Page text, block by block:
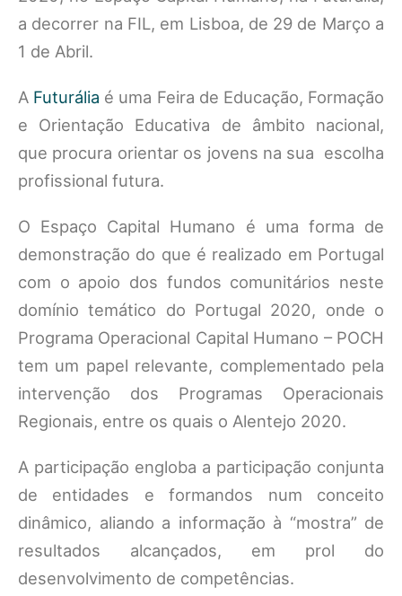
a decorrer na FIL, em Lisboa, de 29 de Março a
1 de Abril.
A Futurália é uma Feira de Educação, Formação
e Orientação Educativa de âmbito nacional,
que procura orientar os jovens na sua escolha
profissional futura.
O Espaço Capital Humano é uma forma de
demonstração do que é realizado em Portugal
com o apoio dos fundos comunitários neste
domínio temático do Portugal 2020, onde o
Programa Operacional Capital Humano – POCH
tem um papel relevante, complementado pela
intervenção dos Programas Operacionais
Regionais, entre os quais o Alentejo 2020.
A participação engloba a participação conjunta
de entidades e formandos num conceito
dinâmico, aliando a informação à “mostra” de
resultados alcançados, em prol do
desenvolvimento de competências.